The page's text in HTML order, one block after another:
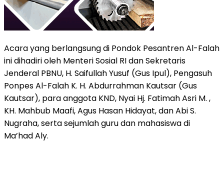
Acara yang berlangsung di Pondok Pesantren Al-Falah
ini dihadiri oleh Menteri Sosial RI dan Sekretaris
Jenderal PBNU, H. Saifullah Yusuf (Gus Ipul), Pengasuh
Ponpes Al-Falah K. H. Abdurrahman Kautsar (Gus
Kautsar), para anggota KND, Nyai Hj. Fatimah Asri M. ,
KH. Mahbub Maafi, Agus Hasan Hidayat, dan Abi S.
Nugraha, serta sejumlah guru dan mahasiswa di
Ma’had Aly.